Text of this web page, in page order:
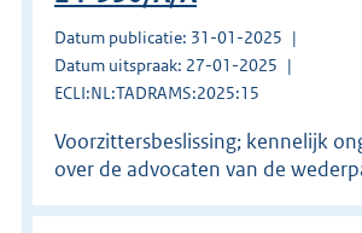
Datum publicatie: 31-01-2025
Datum uitspraak: 27-01-2025
ECLI:NL:TADRAMS:2025:15
Voorzittersbeslissing; kennelijk
over de advocaten van de